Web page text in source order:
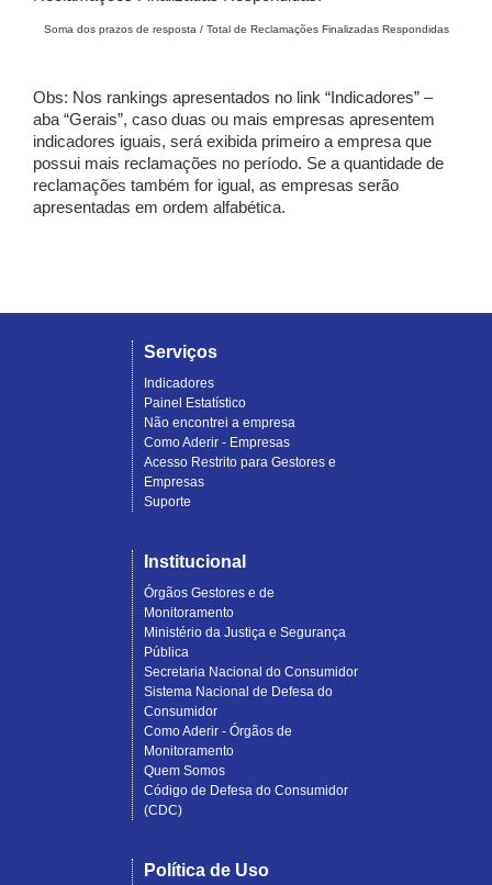
Soma dos prazos de resposta / Total de Reclamações Finalizadas Respondidas
Obs: Nos rankings apresentados no link “Indicadores” –
aba “Gerais”, caso duas ou mais empresas apresentem
indicadores iguais, será exibida primeiro a empresa que
possui mais reclamações no período. Se a quantidade de
reclamações também for igual, as empresas serão
apresentadas em ordem alfabética.
Serviços
Indicadores
Painel Estatístico
Não encontrei a empresa
Como Aderir - Empresas
Acesso Restrito para Gestores e
Empresas
Suporte
Institucional
Órgãos Gestores e de
Monitoramento
Ministério da Justiça e Segurança
Pública
Secretaria Nacional do Consumidor
Sistema Nacional de Defesa do
Consumidor
Como Aderir - Órgãos de
Monitoramento
Quem Somos
Código de Defesa do Consumidor
(CDC)
Política de Uso